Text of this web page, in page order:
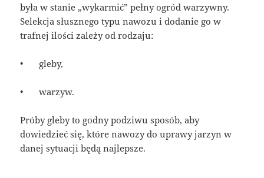
była w stanie „wykarmić” pełny ogród warzywny.
Selekcja słusznego typu nawozu i dodanie go w
trafnej ilości zależy od rodzaju:
• gleby,
• warzyw.
Próby gleby to godny podziwu sposób, aby
dowiedzieć się, które nawozy do uprawy jarzyn w
danej sytuacji będą najlepsze.